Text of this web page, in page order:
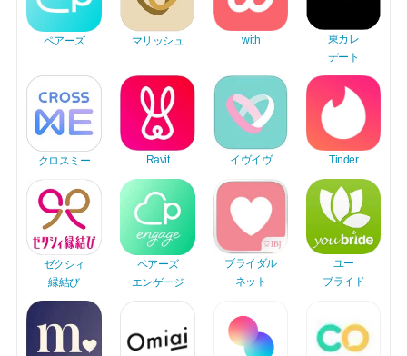
ペアーズ マリッシュ with
東カレ
デート
クロスミー Ravit イヴイヴ Tinder
ゼクシィ
縁結び
ペアーズ
エンゲージ
ブライダル
ネット
ユー
ブライド